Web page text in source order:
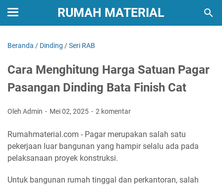
RUMAH MATERIAL
Beranda / Dinding /Seri RAB
Cara Menghitung Harga Satuan Pagar
Pasangan Dinding Bata Finish Cat
Oleh Admin Mei 02, 2025 2 komentar
Rumahmaterial.com - Pagar merupakan salah satu
pekerjaan luar bangunan yang hampir selalu ada pada
pelaksanaan proyek konstruksi.
Untuk bangunan rumah tinggal dan perkantoran, salah